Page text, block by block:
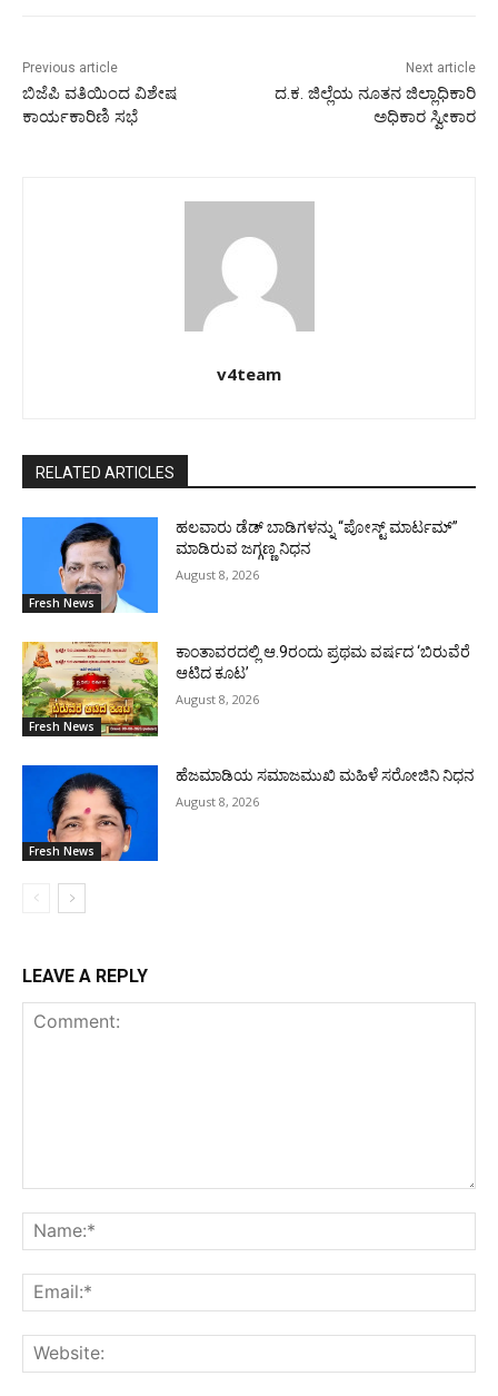
Previous article
ಬಿಜೆಪಿ ವತಿಯಿಂದ ವಿಶೇಷ
ಕಾರ್ಯಕಾರಿಣಿ ಸಭೆ
Next article
ದ.ಕ. ಜಿಲ್ಲೆಯ ನೂತನ ಜಿಲ್ಲಾಧಿಕಾರಿ
ಅಧಿಕಾರ ಸ್ವೀಕಾರ
v4team
RELATED ARTICLES
Fresh News
ಹಲವಾರು ಡೆಡ್ ಬಾಡಿಗಳನ್ನು “ಪೋಸ್ಟ್ ಮಾರ್ಟಮ್”
ಮಾಡಿರುವ ಜಗ್ಗಣ್ಣ ನಿಧನ
August 8, 2026
Fresh News
ಕಾಂತಾವರದಲ್ಲಿ ಆ.9ರಂದು ಪ್ರಥಮ ವರ್ಷದ ‘ಬಿರುವೆರೆ
ಆಟಿದ ಕೂಟ’
August 8, 2026
Fresh News
ಹೆಜಮಾಡಿಯ ಸಮಾಜಮುಖಿ ಮಹಿಳೆ ಸರೋಜಿನಿ ನಿಧನ
August 8, 2026
LEAVE A REPLY